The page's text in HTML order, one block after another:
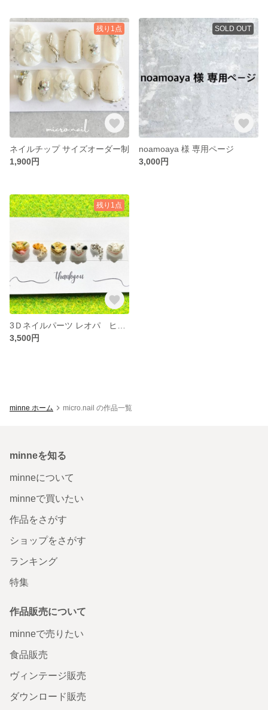
残り1点
ネイルチップ サイズオーダー制
1,900円
SOLD OUT
noamoaya 様 専用ページ
3,000円
残り1点
3,500円
minne ホーム micro.nail の作品一覧
minneを知る
minneについて
minneで買いたい
作品をさがす
ショップをさがす
ランキング
特集
作品販売について
minneで売りたい
食品販売
ヴィンテージ販売
ダウンロード販売